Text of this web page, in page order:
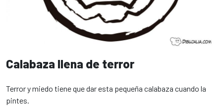
Calabaza llena de terror
Terror y miedo tiene que dar esta pequeña calabaza cuando la
pintes.